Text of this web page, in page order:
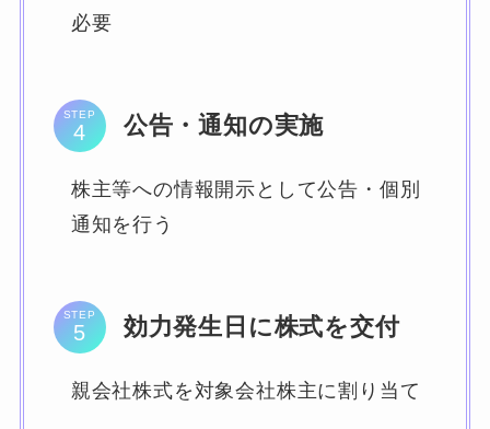
必要
STEP 公告・通知の実施
株主等への情報開示として公告・個別
通知を行う
STEP 効力発生日に株式を交付
親会社株式を対象会社株主に割り当て